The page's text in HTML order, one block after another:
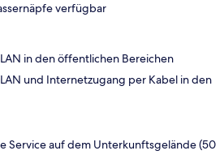
verfügbar
in den öffentlichen Bereichen
und Internetzugang per Kabel in den
Service auf dem Unterkunftsgelände (50